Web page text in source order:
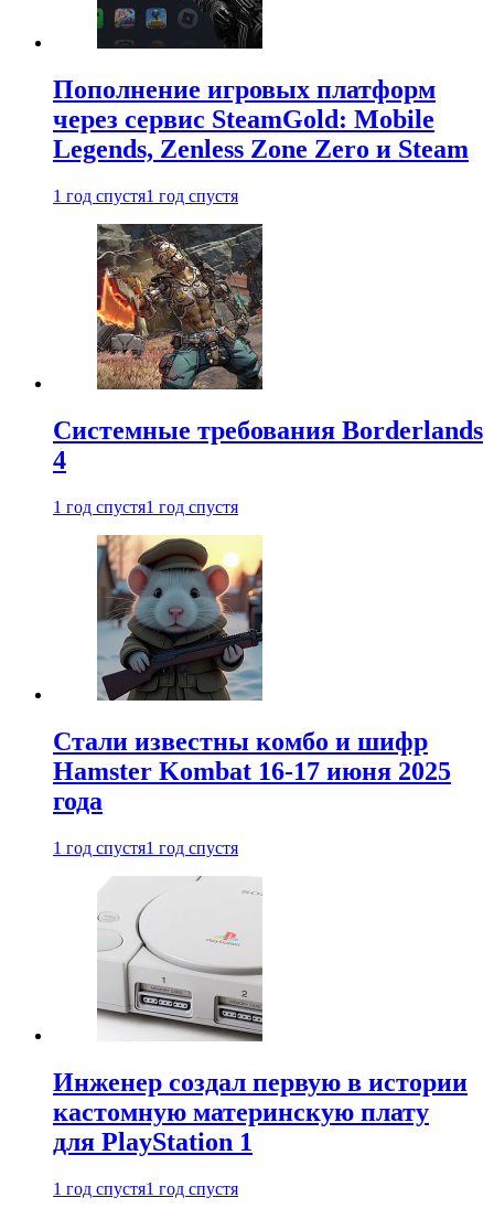
Пополнение игровых платформ
через сервис SteamGold: Mobile
Legends, Zenless Zone Zero и Steam
1 год спустя1 год спустя
Системные требования Borderlands
4
1 год спустя1 год спустя
Стали известны комбо и шифр
Hamster Kombat 16-17 июня 2025
года
1 год спустя1 год спустя
Инженер создал первую в истории
кастомную материнскую плату
для PlayStation 1
1 год спустя1 год спустя